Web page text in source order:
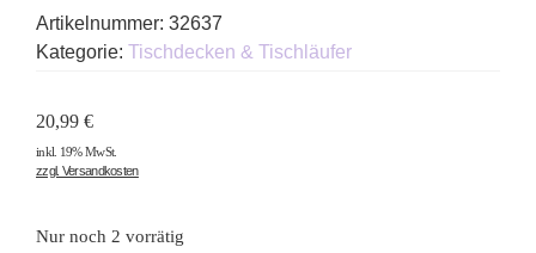
Artikelnummer: 32637
Kategorie: Tischdecken & Tischläufer
20,99 €
inkl. 19% MwSt.
zzgl. Versandkosten
Nur noch 2 vorrätig